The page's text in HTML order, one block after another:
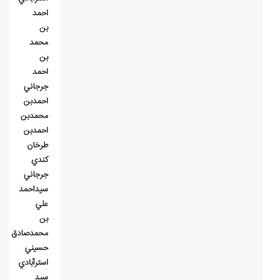
احمد
بن
محمد
بن
احمد
جرجاني
احمدبن
محمدبن
احمدبن
طرخان
کندي
جرجاني
سيداحمد
علي
بن
محمدصادق
حسيني
استرآبادي